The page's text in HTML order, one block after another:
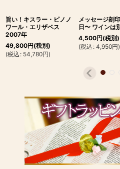
旨い！キスラー・ピノノ
ワール・エリザベス
2007年
49,800円(税別)
(税込 : 54,780円)
メッセージ刻
日〜 ワインは
4,500円(税別)
(税込 : 4,950円)